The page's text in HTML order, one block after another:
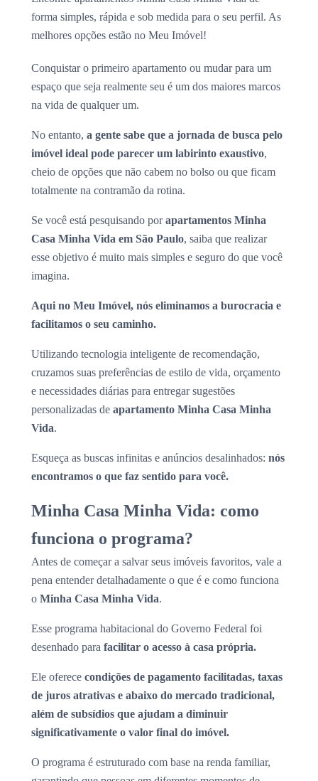
forma simples, rápida e sob medida para o seu perfil. As
melhores opções estão no Meu Imóvel!
Conquistar o primeiro apartamento ou mudar para um
espaço que seja realmente seu é um dos maiores marcos
na vida de qualquer um.
No entanto, a gente sabe que a jornada de busca pelo
imóvel ideal pode parecer um labirinto exaustivo,
cheio de opções que não cabem no bolso ou que ficam
totalmente na contramão da rotina.
Se você está pesquisando porapartamentos Minha
Casa Minha Vida em São Paulo, saiba que realizar
esse objetivo é muito mais simples e seguro do que você
imagina.
Aqui no Meu Imóvel, nós eliminamos a burocracia e
facilitamos o seu caminho.
Utilizando tecnologia inteligente de recomendação,
cruzamos suas preferências de estilo de vida, orçamento
e necessidades diárias para entregar sugestões
personalizadas de apartamento Minha Casa Minha
Vida.
Esqueça as buscas infinitas e anúncios desalinhados: nós
encontramos o que faz sentido para você.
Minha Casa Minha Vida: como
funciona o programa?
Antes de começar a salvar seus imóveis favoritos, vale a
pena entender detalhadamente o que é e como funciona
o Minha Casa Minha Vida.
Esse programa habitacional do Governo Federal foi
desenhado para facilitar o acesso à casa própria.
Ele oferece condições de pagamento facilitadas, taxas
de juros atrativas e abaixo do mercado tradicional,
além de subsídios que ajudam a diminuir
significativamente o valor final do imóvel.
O programa é estruturado com base na renda familiar,